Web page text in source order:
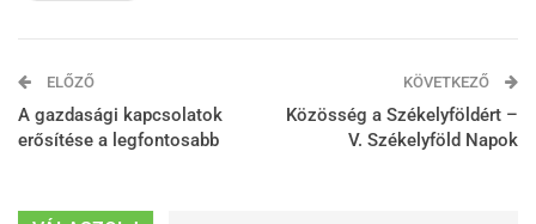
ELŐZŐ
A gazdasági kapcsolatok
erősítése a legfontosabb
KÖVETKEZŐ
Közösség a Székelyföldért –
V. Székelyföld Napok